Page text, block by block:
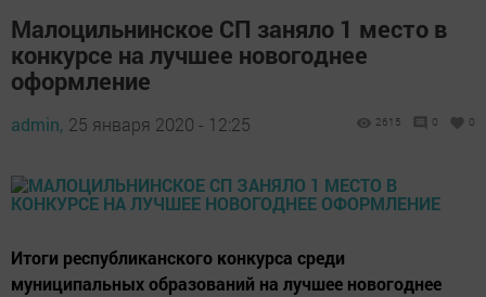
Малоцильнинское СП заняло 1 место в
конкурсе на лучшее новогоднее
оформление
admin, 25 января 2020 - 12:25 2615 0 0
Итоги республиканского конкурса среди
муниципальных образований на лучшее новогоднее